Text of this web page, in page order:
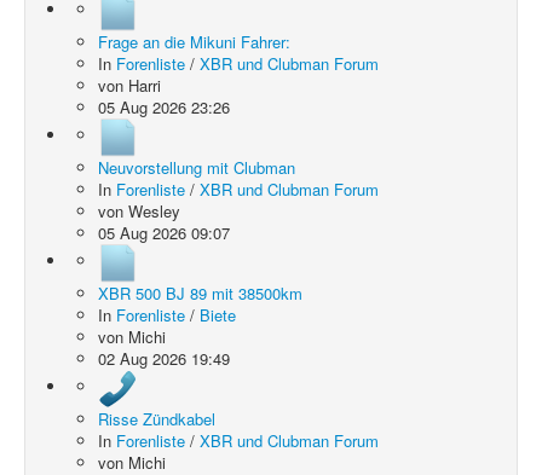
Frage an die Mikuni Fahrer:
In Forenliste / XBR und Clubman Forum
von Harri
05 Aug 2026 23:26
Neuvorstellung mit Clubman
In Forenliste / XBR und Clubman Forum
von Wesley
05 Aug 2026 09:07
XBR 500 BJ 89 mit 38500km
In Forenliste / Biete
von Michi
02 Aug 2026 19:49
Risse Zündkabel
In Forenliste / XBR und Clubman Forum
von Michi